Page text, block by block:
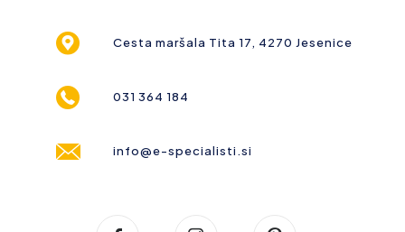
Cesta maršala Tita 17, 4270 Jesenice
031 364 184
info@e-specialisti.si